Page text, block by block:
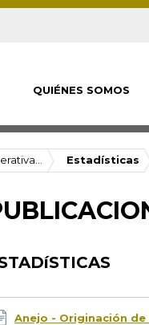
QUIÉNES SOMOS
Estadísticas
Anejo - Originación